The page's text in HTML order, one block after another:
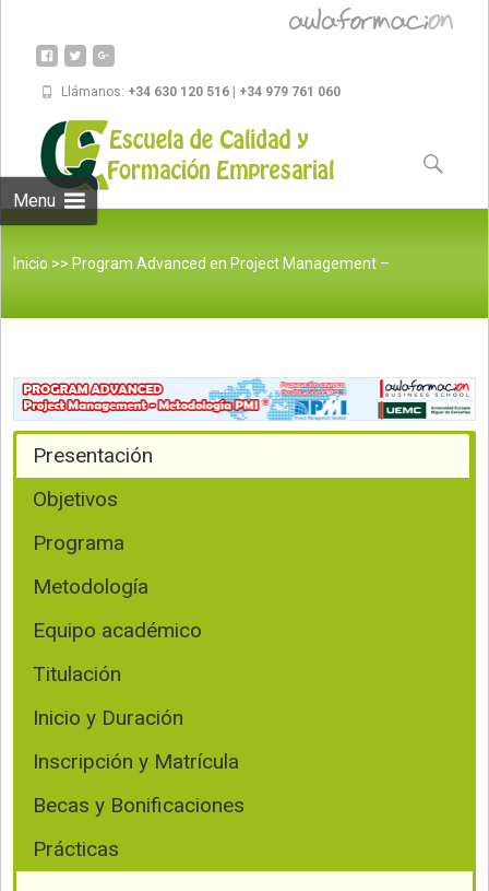
Llámanos: +34 630 120 516 | +34 979 761 060
Menu
content
Buscar:
Inicio >> Program Advanced en Project Management –
Presentación
Objetivos
Programa
Metodología
Equipo académico
Titulación
Inicio y Duración
Inscripción y Matrícula
Becas y Bonificaciones
Prácticas